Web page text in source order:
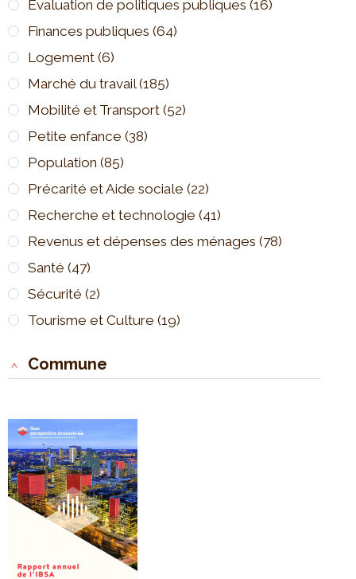
Évaluation de politiques publiques (16)
Finances publiques (64)
Logement (6)
Marché du travail (185)
Mobilité et Transport (52)
Petite enfance (38)
Population (85)
Précarité et Aide sociale (22)
Recherche et technologie (41)
Revenus et dépenses des ménages (78)
Santé (47)
Sécurité (2)
Tourisme et Culture (19)
Commune